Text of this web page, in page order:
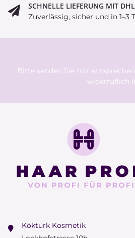
SCHNELLE LIEFERUNG MIT DHL
Zuverlässig, sicher und in 1–3
Bitte senden Sie mir
widerruflich
Köktürk Kosmetik